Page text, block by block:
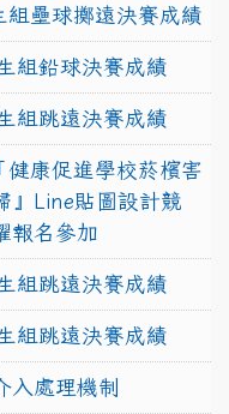
壘球擲遠決賽成績
組鉛球決賽成績
組跳遠決賽成績
康促進學校菸檳害
』Line貼圖設計競
報名參加
組跳遠決賽成績
組跳遠決賽成績
入處理機制